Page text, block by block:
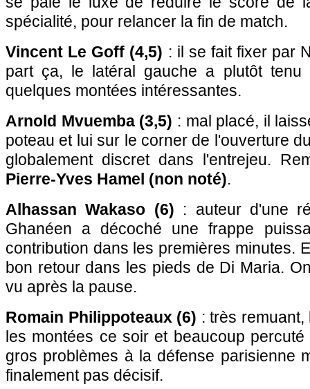
spécialité, pour relancer la fin de match.
Vincent Le Goff (4,5) : il se fait fixer par
part ça, le latéral gauche a plutôt tenu
quelques montées intéressantes.
Arnold Mvuemba (3,5) : mal placé, il
poteau et lui sur le corner de l'ouverture
globalement discret dans l'entrejeu.
Pierre-Yves Hamel (non noté).
Alhassan Wakaso (6) : auteur d'une
Ghanéen a décoché une frappe
contribution dans les premières minutes.
bon retour dans les pieds de Di Maria.
vu après la pause.
Romain Philippoteaux (6) : très
les montées ce soir et beaucoup
gros problèmes à la défense parisienne
finalement pas décisif.